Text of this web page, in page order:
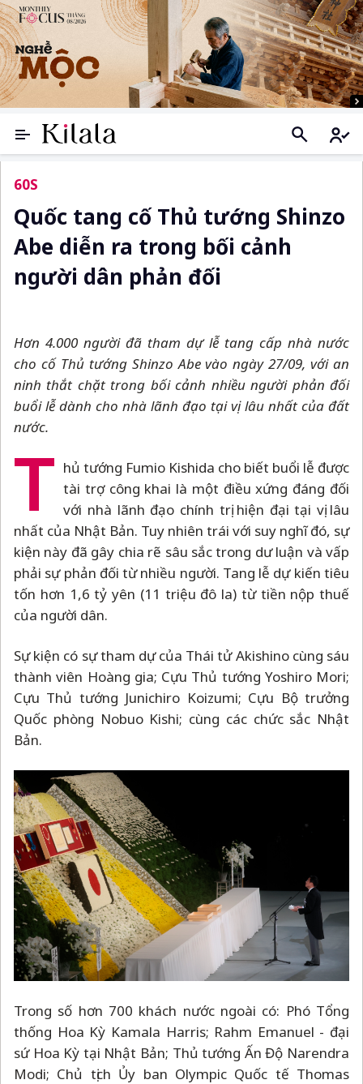
60S
Quốc tang cố Thủ tướng Shinzo
Abe diễn ra trong bối cảnh
người dân phản đối
Hơn 4.000 người đã tham dự lễ tang cấp nhà nước
cho cố Thủ tướng Shinzo Abe vào ngày 27/09, với an
ninh thắt chặt trong bối cảnh nhiều người phản đối
buổi lễ dành cho nhà lãnh đạo tại vị lâu nhất của đất
nước.
T hủ tướng Fumio Kishida cho biết buổi lễ được
tài trợ công khai là một điều xứng đáng đối
với nhà lãnh đạo chính trị hiện đại tại vị lâu
nhất của Nhật Bản. Tuy nhiên trái với suy nghĩ đó, sự
kiện này đã gây chia rẽ sâu sắc trong dư luận và vấp
phải sự phản đối từ nhiều người. Tang lễ dự kiến tiêu
tốn hơn 1,6 tỷ yên (11 triệu đô la) từ tiền nộp thuế
của người dân.
Sự kiện có sự tham dự của Thái tử Akishino cùng sáu
thành viên Hoàng gia; Cựu Thủ tướng Yoshiro Mori;
Cựu Thủ tướng Junichiro Koizumi; Cựu Bộ trưởng
Quốc phòng Nobuo Kishi; cùng các chức sắc Nhật
Bản.
Trong số hơn 700 khách nước ngoài có: Phó Tổng
thống Hoa Kỳ Kamala Harris; Rahm Emanuel - đại
sứ Hoa Kỳ tại Nhật Bản; Thủ tướng Ấn Độ Narendra
Modi; Chủ tịch Ủy ban Olympic Quốc tế Thomas